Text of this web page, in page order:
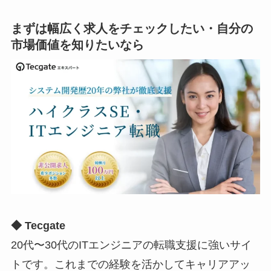
まずは幅広く求人をチェックしたい・自分の
市場価値を知りたいなら
◆ Tecgate
20代〜30代のITエンジニアの転職支援に強いサイ
トです。これまでの経験を活かしてキャリアアッ